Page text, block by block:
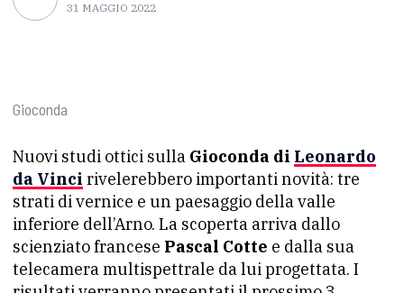
31 MAGGIO 2022
Gioconda
Nuovi studi ottici sulla Gioconda di Leonardo
da Vinci rivelerebbero importanti novità: tre
strati di vernice e un paesaggio della valle
inferiore dell’Arno. La scoperta arriva dallo
scienziato francese Pascal Cotte e dalla sua
telecamera multispettrale da lui progettata. I